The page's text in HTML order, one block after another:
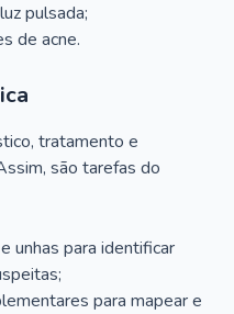
pulsada;
de acne.
tratamento e
são tarefas do
unhas para identificar
para mapear e